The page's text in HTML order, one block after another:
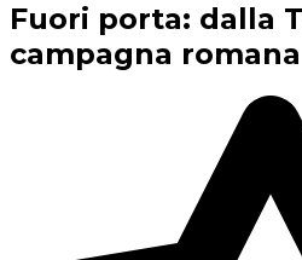
Fuori porta: dalla
campagna romana